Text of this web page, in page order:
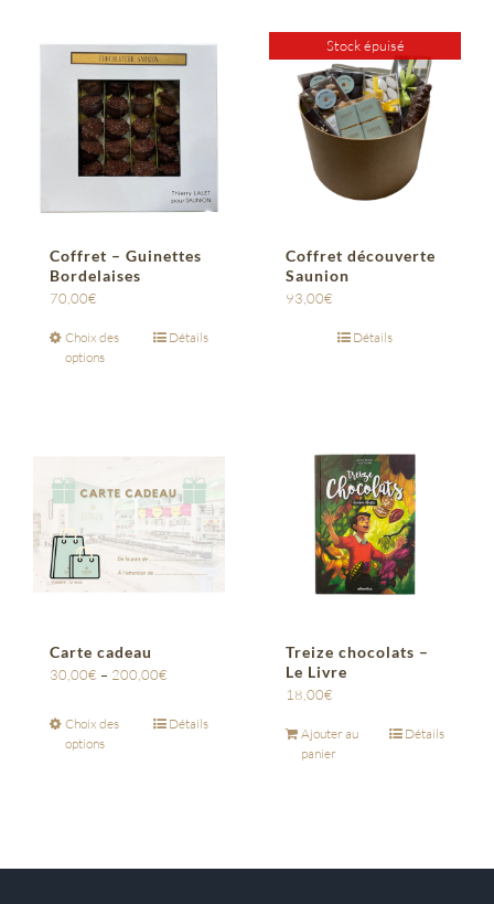
Coffret – Guinettes
Bordelaises
70,00€
Choix des
options
Détails
Stock épuisé
Coffret découverte
Saunion
93,00€
Détails
Carte cadeau
30,00€ – 200,00€
Choix des
options
Détails
Treize chocolats –
Le Livre
18,00€
Ajouter au
panier
Détails